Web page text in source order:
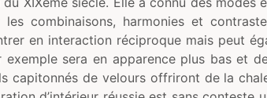
combinaisons, harmonies et
en interaction réciproque mais peut
sera en apparence plus bas et
capitonnés de velours offriront de la